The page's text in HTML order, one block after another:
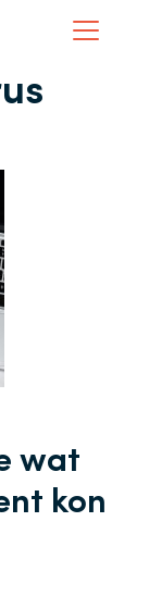
wat
kon